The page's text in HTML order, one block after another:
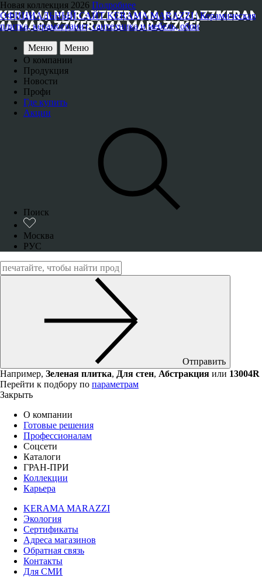
Новая коллекция 2026 Подробнее
ОФИЦИАЛЬНЫЙ САЙТ KERAMA MARAZZI | Керамическая
плитка, керамогранит, сантехника и мебель, обои
Меню
Меню
О компании
Продукция
Новости
Профи
Где купить
Акции
Поиск
Москва
РУС
Отправить
Например, Зеленая плитка, Для стен, Абстракция или 13004R
Перейти к подбору по параметрам
Закрыть
О компании
Готовые решения
Профессионалам
Соцсети
Каталоги
ГРАН-ПРИ
Коллекции
Карьера
KERAMA MARAZZI
Экология
Сертификаты
Адреса магазинов
Обратная связь
Контакты
Для СМИ